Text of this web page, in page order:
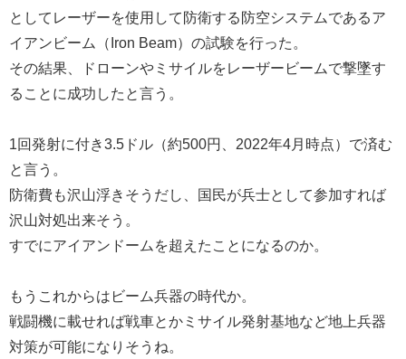
としてレーザーを使用して防衛する防空システムであるア
イアンビーム（Iron Beam）の試験を行った。
その結果、ドローンやミサイルをレーザービームで撃墜す
ることに成功したと言う。
1回発射に付き3.5ドル（約500円、2022年4月時点）で済む
と言う。
防衛費も沢山浮きそうだし、国民が兵士として参加すれば
沢山対処出来そう。
すでにアイアンドームを超えたことになるのか。
もうこれからはビーム兵器の時代か。
戦闘機に載せれば戦車とかミサイル発射基地など地上兵器
対策が可能になりそうね。